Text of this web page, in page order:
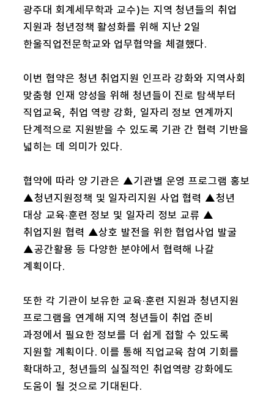
광주대 회계세무학과 교수)는 지역 청년들의 취업
지원과 청년정책 활성화를 위해 지난 2일
한울직업전문학교와 업무협약을 체결했다.
이번 협약은 청년 취업지원 인프라 강화와 지역사회
맞춤형 인재 양성을 위해 청년들이 진로 탐색부터
직업교육, 취업 역량 강화, 일자리 정보 연계까지
단계적으로 지원받을 수 있도록 기관 간 협력 기반을
넓히는 데 의미가 있다.
협약에 따라 양 기관은 ▲기관별 운영 프로그램 홍보
▲청년지원정책 및 일자리지원 사업 협력 ▲청년
대상 교육·훈련 정보 및 일자리 정보 교류 ▲
취업지원 협력 ▲상호 발전을 위한 협업사업 발굴
▲공간활용 등 다양한 분야에서 협력해 나갈
계획이다.
또한 각 기관이 보유한 교육·훈련 지원과 청년지원
프로그램을 연계해 지역 청년들이 취업 준비
과정에서 필요한 정보를 더 쉽게 접할 수 있도록
지원할 계획이다. 이를 통해 직업교육 참여 기회를
확대하고, 청년들의 실질적인 취업역량 강화에도
도움이 될 것으로 기대된다.